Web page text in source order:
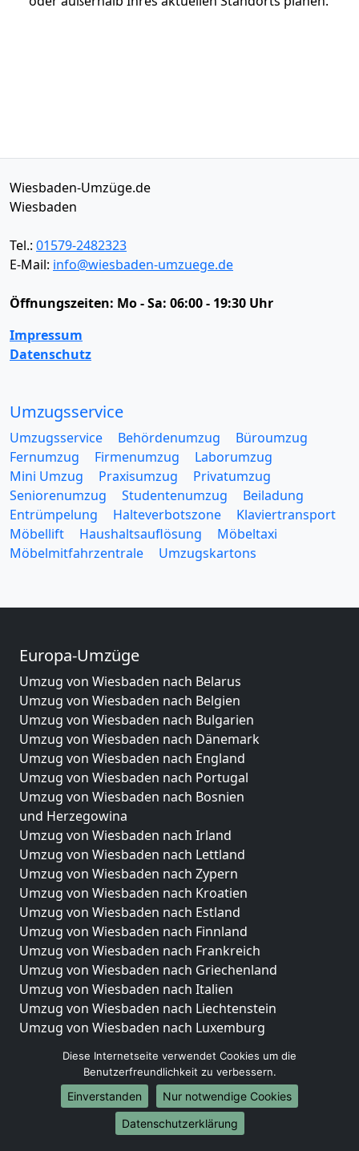
Wiesbaden-Umzüge.de
Wiesbaden
Tel.: 01579-2482323
E-Mail: info@wiesbaden-umzuege.de
Öffnungszeiten: Mo - Sa: 06:00 - 19:30 Uhr
Impressum
Datenschutz
Umzugsservice
Umzugsservice Behördenumzug
Büroumzug
Fernumzug
Firmenumzug
Laborumzug
Mini Umzug
Praxisumzug
Privatumzug
Seniorenumzug
Studentenumzug
Beiladung
Entrümpelung
Halteverbotszone
Klaviertransport
Möbellift
Haushaltsauflösung
Möbeltaxi
Möbelmitfahrzentrale
Umzugskartons
Europa-Umzüge
Umzug von Wiesbaden nach Belarus
Umzug von Wiesbaden nach Belgien
Umzug von Wiesbaden nach Bulgarien
Umzug von Wiesbaden nach Dänemark
Umzug von Wiesbaden nach England
Umzug von Wiesbaden nach Portugal
Umzug von Wiesbaden nach Bosnien
und Herzegowina
Umzug von Wiesbaden nach Irland
Umzug von Wiesbaden nach Lettland
Umzug von Wiesbaden nach Zypern
Umzug von Wiesbaden nach Kroatien
Umzug von Wiesbaden nach Estland
Umzug von Wiesbaden nach Finnland
Umzug von Wiesbaden nach Frankreich
Umzug von Wiesbaden nach Griechenland
Umzug von Wiesbaden nach Italien
Umzug von Wiesbaden nach Liechtenstein
Umzug von Wiesbaden nach Luxemburg
Umzug von Wiesbaden nach Norwegen
Umzüge-Deutschlandweit
Umzug von Wiesbaden nach Berlin
Diese Internetseite verwendet Cookies um die
Benutzerfreundlichkeit zu verbessern.
Einverstanden
Nur notwendige Cookies
Datenschutzerklärung